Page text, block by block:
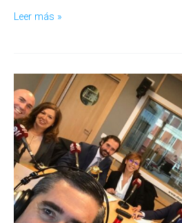
El
Gas
Natural
Fenosa
Leer más »